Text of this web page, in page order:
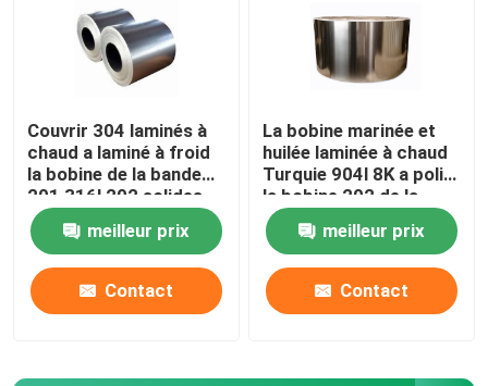
Couvrir 304 laminés à
chaud a laminé à froid
la bobine de la bande
201 316l 202 solides
solubles 304 de bobine
d'acier inoxydable
meilleur prix
Contact
La bobine marinée et
huilée laminée à chaud
Turquie 904l 8K a poli
la bobine 202 de la
bobine 430 solides
solubles d'acier
inoxydable
meilleur prix
Contact